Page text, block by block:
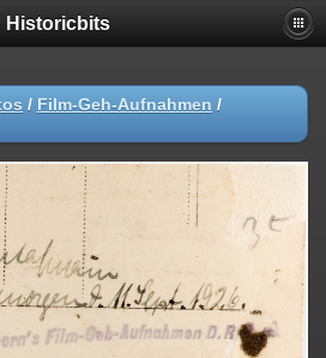
Historicbits
/ Film-Geh-Aufnahmen /